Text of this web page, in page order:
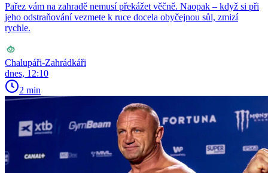
Pařez vám na zahradě nemusí překážet věčně. Naopak – když si při
jeho odstraňování vezmete k ruce docela obyčejnou sůl, zmizí
rychle.
Chalupáři-Zahrádkáři
dnes, 12:10
2 min